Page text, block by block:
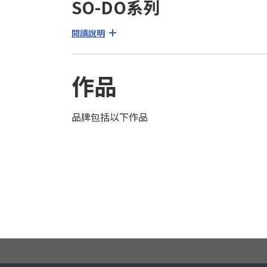
SO-DO系列
閱讀說明
作品
品牌包括以下作品